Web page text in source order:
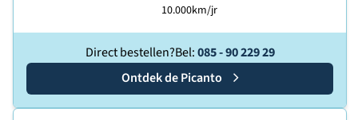
10.000km/jr
Direct bestellen?Bel:085 - 90 229 29
Ontdek deKia
Picanto